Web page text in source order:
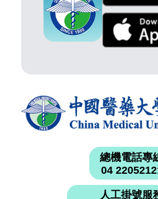
總機電話專
04
人工掛號服